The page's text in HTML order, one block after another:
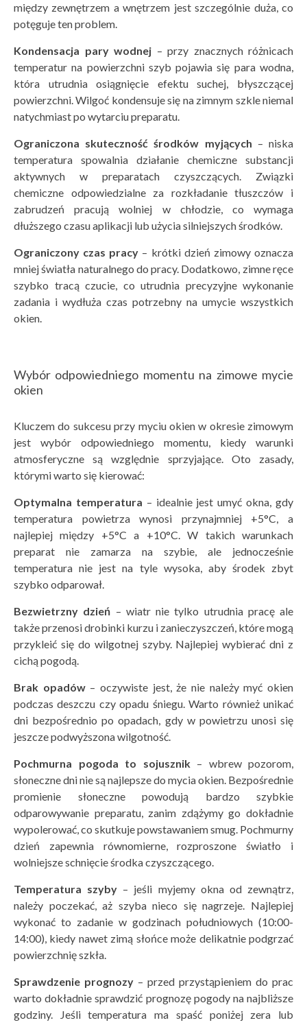
między zewnętrzem a wnętrzem jest szczególnie duża, co
potęguje ten problem.
Kondensacja pary wodnej – przy znacznych różnicach
temperatur na powierzchni szyb pojawia się para wodna,
która utrudnia osiągnięcie efektu suchej, błyszczącej
powierzchni. Wilgoć kondensuje się na zimnym szkle niemal
natychmiast po wytarciu preparatu.
Ograniczona skuteczność środków myjących – niska
temperatura spowalnia działanie chemiczne substancji
aktywnych w preparatach czyszczących. Związki
chemiczne odpowiedzialne za rozkładanie tłuszczów i
zabrudzeń pracują wolniej w chłodzie, co wymaga
dłuższego czasu aplikacji lub użycia silniejszych środków.
Ograniczony czas pracy – krótki dzień zimowy oznacza
mniej światła naturalnego do pracy. Dodatkowo, zimne ręce
szybko tracą czucie, co utrudnia precyzyjne wykonanie
zadania i wydłuża czas potrzebny na umycie wszystkich
okien.
Wybór odpowiedniego momentu na zimowe mycie
okien
Kluczem do sukcesu przy myciu okien w okresie zimowym
jest wybór odpowiedniego momentu, kiedy warunki
atmosferyczne są względnie sprzyjające. Oto zasady,
którymi warto się kierować:
Optymalna temperatura – idealnie jest umyć okna, gdy
temperatura powietrza wynosi przynajmniej +5°C, a
najlepiej między +5°C a +10°C. W takich warunkach
preparat nie zamarza na szybie, ale jednocześnie
temperatura nie jest na tyle wysoka, aby środek zbyt
szybko odparował.
Bezwietrzny dzień – wiatr nie tylko utrudnia pracę ale
także przenosi drobinki kurzu i zanieczyszczeń, które mogą
przykleić się do wilgotnej szyby. Najlepiej wybierać dni z
cichą pogodą.
Brak opadów– oczywiste jest, że nie należy myć okien
podczas deszczu czy opadu śniegu. Warto również unikać
dni bezpośrednio po opadach, gdy w powietrzu unosi się
jeszcze podwyższona wilgotność.
Pochmurna pogoda to sojusznik– wbrew pozorom,
słoneczne dni nie są najlepsze do mycia okien. Bezpośrednie
promienie słoneczne powodują bardzo szybkie
odparowywanie preparatu, zanim zdążymy go dokładnie
wypolerować, co skutkuje powstawaniem smug. Pochmurny
dzień zapewnia równomierne, rozproszone światło i
wolniejsze schnięcie środka czyszczącego.
Temperatura szyby – jeśli myjemy okna od zewnątrz,
należy poczekać, aż szyba nieco się nagrzeje. Najlepiej
wykonać to zadanie w godzinach południowych (10:00-
14:00), kiedy nawet zimą słońce może delikatnie podgrzać
powierzchnię szkła.
Sprawdzenie prognozy – przed przystąpieniem do prac
warto dokładnie sprawdzić prognozę pogody na najbliższe
godziny. Jeśli temperatura ma spaść poniżej zera lub